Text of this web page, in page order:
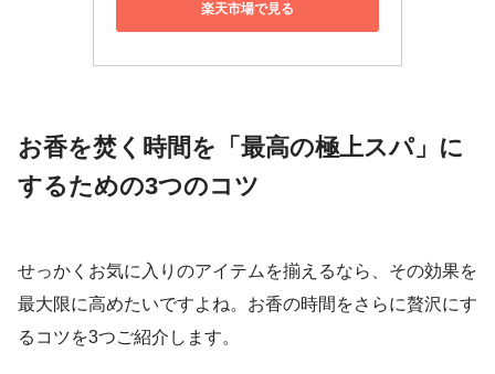
楽天市場で見る
お香を焚く時間を「最高の極上スパ」に
するための3つのコツ
せっかくお気に入りのアイテムを揃えるなら、その効果を
最大限に高めたいですよね。お香の時間をさらに贅沢にす
るコツを3つご紹介します。